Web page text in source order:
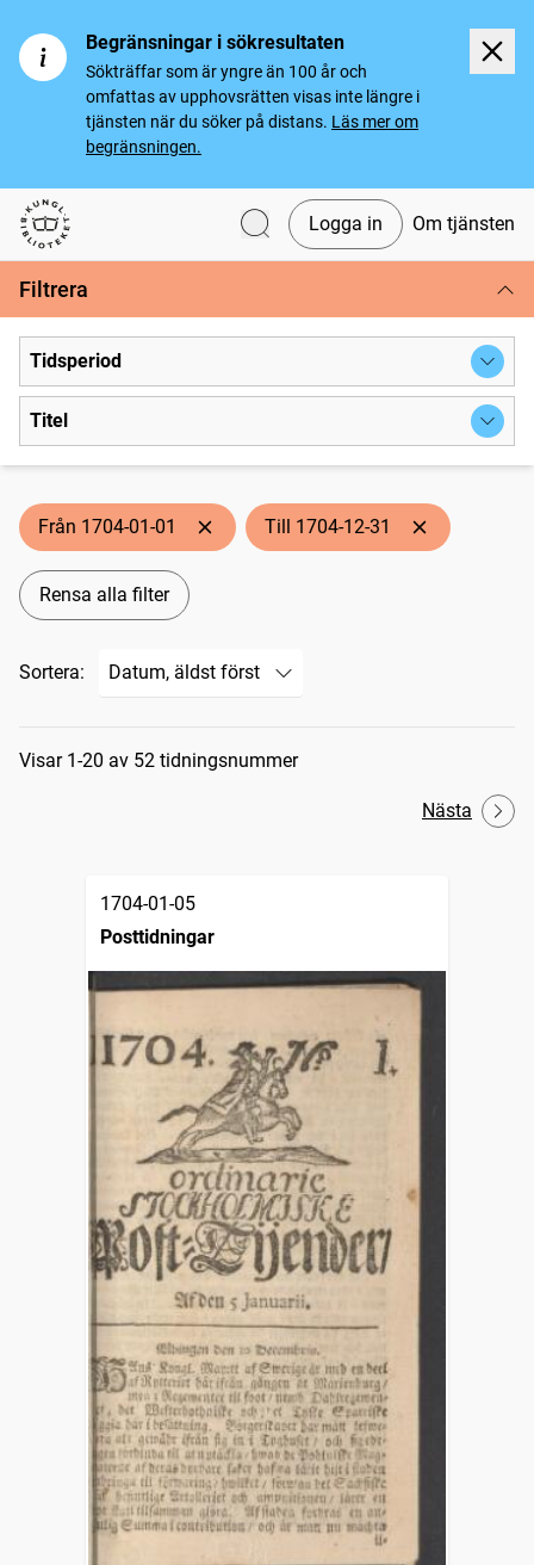
Begränsningar i sökresultaten
Sökträffar som är yngre än 100 år och
omfattas av upphovsrätten visas inte längre i
tjänsten när du söker på distans. Läs mer om
begränsningen.
Svenska tidningar
Logga in Om tjänsten
Filtrera
Tidsperiod
Titel
Från 1704-01-01 Till 1704-12-31
Rensa alla filter
Sortera:
Sökresultat
Visar 1-20 av 52 tidningsnummer
Nästa
1704-01-05
Posttidningar